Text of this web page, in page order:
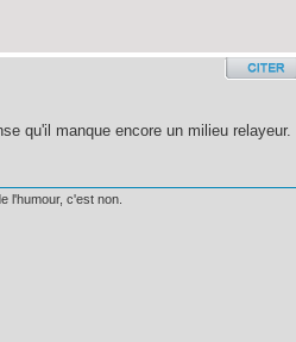
qu'il manque encore un milieu relayeur.
l'humour, c'est non.